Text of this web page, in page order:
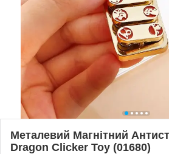
Металевий Магнітний
Dragon Сlicker Toy (01680)